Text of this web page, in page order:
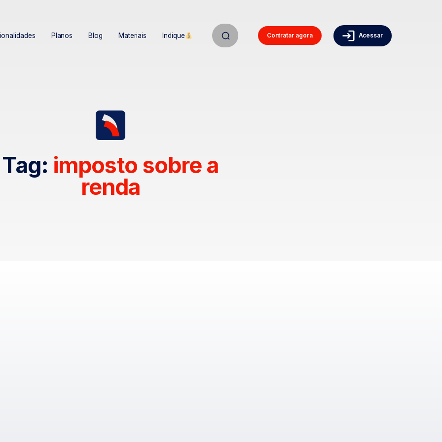
Contratar agora Acessar
Planos Blog Materiais Indique
Tag: imposto sobre a
renda